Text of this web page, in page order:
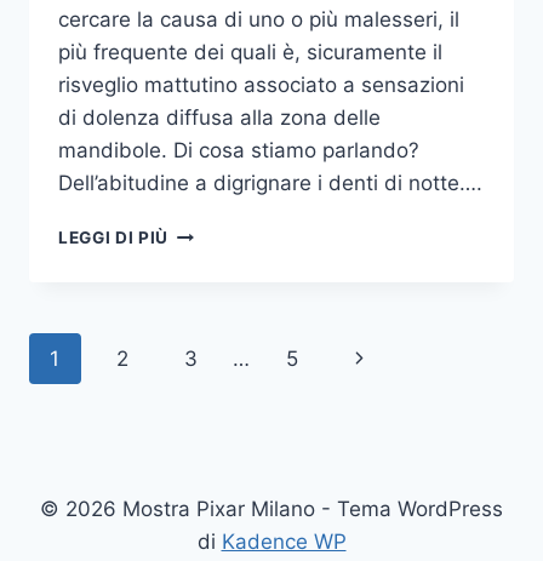
cercare la causa di uno o più malesseri, il
più frequente dei quali è, sicuramente il
risveglio mattutino associato a sensazioni
di dolenza diffusa alla zona delle
mandibole. Di cosa stiamo parlando?
Dell’abitudine a digrignare i denti di notte….
LEGGI DI PIÙ COME
TUTTE
NOTTE
Navigazione
1 2 3 … 5
Pagina
© 2026 Mostra Pixar Milano - Tema WordPress
di Kadence WP